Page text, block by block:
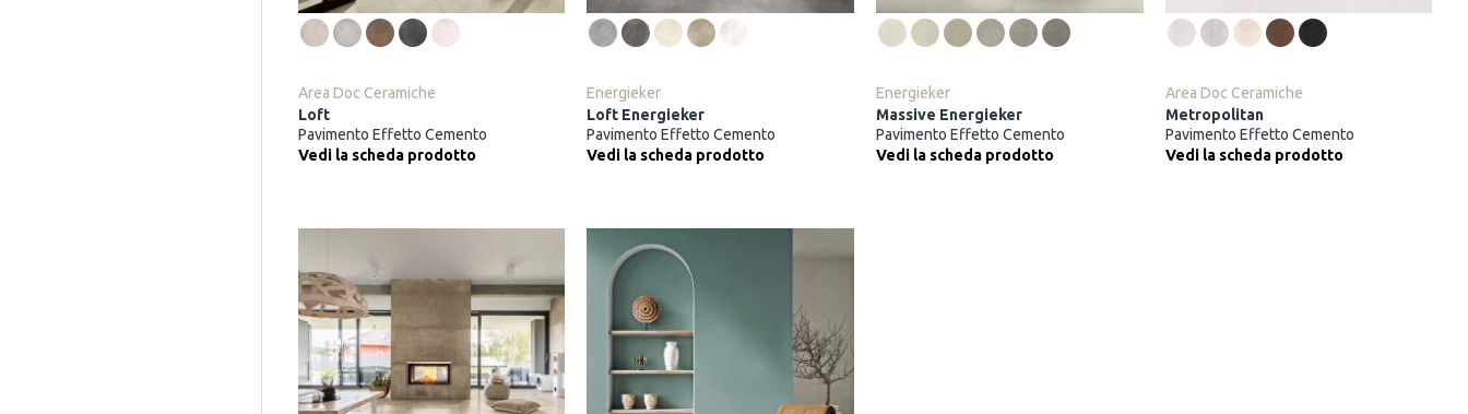
Area Doc Ceramiche
Loft
Pavimento Effetto Cemento
Vedi la scheda prodotto
Energieker
Loft Energieker
Pavimento Effetto Cemento
Vedi la scheda prodotto
Energieker
Massive Energieker
Pavimento Effetto Cemento
Vedi la scheda prodotto
Area Doc Ceramiche
Metropolitan
Pavimento Effetto Cemento
Vedi la scheda prodotto